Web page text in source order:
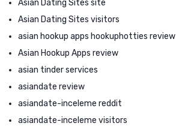
Asian Dating Sites site
Asian Dating Sites visitors
asian hookup apps hookuphotties review
Asian Hookup Apps review
asian tinder services
asiandate review
asiandate-inceleme reddit
asiandate-inceleme visitors